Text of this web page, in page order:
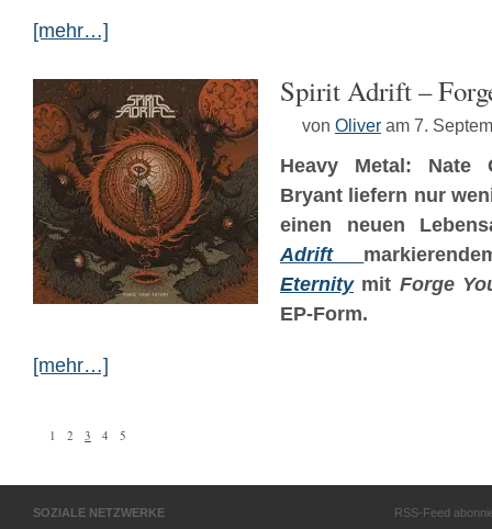
[mehr…]
Spirit Adrift –
von Oliver am 7.
Heavy Metal: Nate
Bryant liefern nur
einen neuen
Adrift
Eternitymit Forge
EP-Form.
[mehr…]
1 2 3 4 5
SOZIALE NETZWERKE RSS-Feed